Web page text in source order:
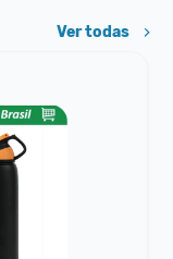
Ver todas